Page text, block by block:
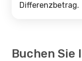
Differenzbetrag.
Buchen Sie